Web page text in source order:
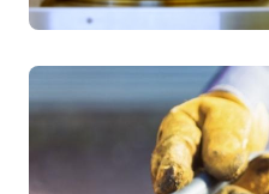
Harga Terjangkau